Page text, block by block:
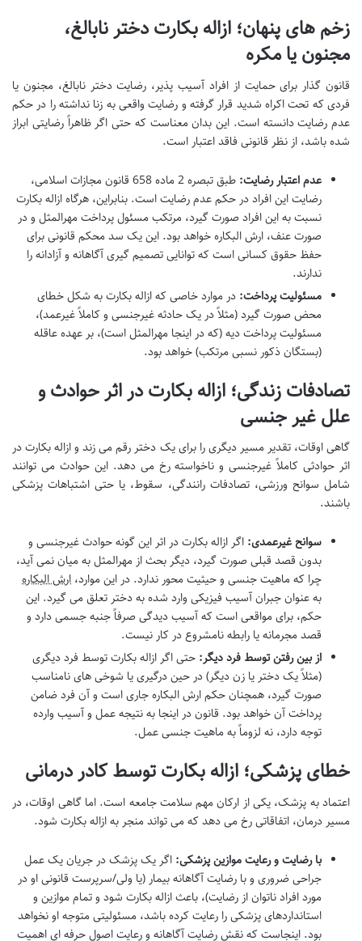
زخم های پنهان؛ ازاله بکارت دختر نابالغ،
مجنون یا مکره
قانون گذار برای حمایت از افراد آسیب پذیر، رضایت دختر نابالغ، مجنون یا
فردی که تحت اکراه شدید قرار گرفته و رضایت واقعی به زنا نداشته را در حکم
عدم رضایت دانسته است. این بدان معناست که حتی اگر ظاهراً رضایتی ابراز
شده باشد، از نظر قانونی فاقد اعتبار است.
عدم اعتبار رضایت:
طبق تبصره 2 ماده 658 قانون مجازات اسلامی،
رضایت این افراد در حکم عدم رضایت است. بنابراین، هرگاه ازاله بکارت
نسبت به این افراد صورت گیرد، مرتکب مسئول پرداخت مهرالمثل و در
صورت عنف، ارش البکاره خواهد بود. این یک سد محکم قانونی برای
حفظ حقوق کسانی است که توانایی تصمیم گیری آگاهانه و آزادانه را
ندارند.
مسئولیت پرداخت: در موارد خاصی که ازاله بکارت به شکل خطای
محض صورت گیرد (مثلاً در یک حادثه غیرجنسی و کاملاً غیرعمد)،
مسئولیت پرداخت دیه (که در اینجا مهرالمثل است)، بر عهده عاقله
(بستگان ذکور نسبی مرتکب) خواهد بود.
تصادفات زندگی؛ ازاله بکارت در اثر حوادث و
علل غیر جنسی
گاهی اوقات، تقدیر مسیر دیگری را برای یک دختر رقم می زند و ازاله بکارت در
اثر حوادثی کاملاً غیرجنسی و ناخواسته رخ می دهد. این حوادث می توانند
شامل سوانح ورزشی، تصادفات رانندگی، سقوط، یا حتی اشتباهات پزشکی
باشند.
سوانح غیرعمدی: اگر ازاله بکارت در اثر این گونه حوادث غیرجنسی و
بدون قصد قبلی صورت گیرد، دیگر بحث از مهرالمثل به میان نمی آید،
چرا که ماهیت جنسی و حیثیت محور ندارد. در این موارد، ارش البکاره
به عنوان جبران آسیب فیزیکی وارد شده به دختر تعلق می گیرد. این
حکم، برای مواقعی است که آسیب دیدگی صرفاً جنبه جسمی دارد و
قصد مجرمانه یا رابطه نامشروع در کار نیست.
از بین رفتن توسط فرد دیگر: حتی اگر ازاله بکارت توسط فرد دیگری
(مثلاً یک دختر یا زن دیگر) در حین درگیری یا شوخی های نامناسب
صورت گیرد، همچنان حکم ارش البکاره جاری است و آن فرد ضامن
پرداخت آن خواهد بود. قانون در اینجا به نتیجه عمل و آسیب وارده
توجه دارد، نه لزوماً به ماهیت جنسی عمل.
خطای پزشکی؛ ازاله بکارت توسط کادر درمانی
اعتماد به پزشک، یکی از ارکان مهم سلامت جامعه است. اما گاهی اوقات، در
مسیر درمان، اتفاقاتی رخ می دهد که می تواند منجر به ازاله بکارت شود.
با رضایت و رعایت موازین پزشکی: اگر یک پزشک در جریان یک عمل
جراحی ضروری و با رضایت آگاهانه بیمار (یا ولی/سرپرست قانونی او در
مورد افراد ناتوان از رضایت)، باعث ازاله بکارت شود و تمام موازین و
استانداردهای پزشکی را رعایت کرده باشد، مسئولیتی متوجه او نخواهد
بود. اینجاست که نقش رضایت آگاهانه و رعایت اصول حرفه ای اهمیت